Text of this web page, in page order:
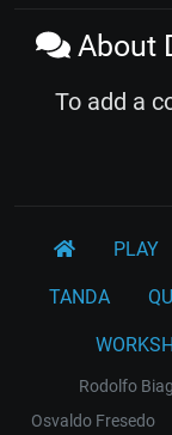
About
To add a
PLAY
TANDA
Rodolfo
Osvaldo Fresedo